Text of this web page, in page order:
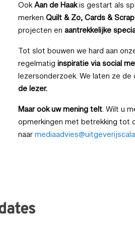
OokAan de Haakis gestart als
merkenQuilt & Zo, Cards &
projecten enaantrekkelijke
Tot slot bouwen we hard aan
regelmatiginspiratie via social
lezersonderzoek. We laten ze
de lezer.
Maar ook uw mening telt. Wilt u
opmerkingen met betrekking tot
naar